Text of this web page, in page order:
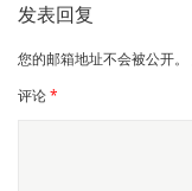
发表回复
您的邮箱地址不会被公开。
评论*